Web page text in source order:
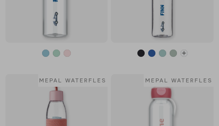
MEPAL WATERFLES MEPAL WATERFLES